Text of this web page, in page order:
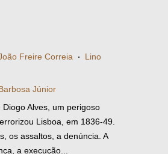
Freire Correia · Lino
Júnior
Alves, um perigoso
Lisboa, em 1836-49.
os assaltos, a denúncia. A
a execução...